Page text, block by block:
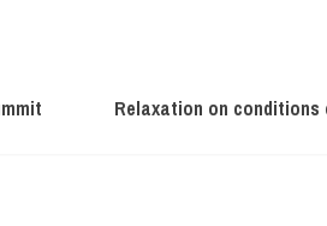
Relaxation on